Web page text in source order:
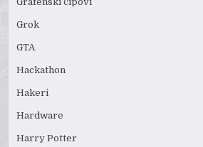
Grok
GTA
Hackathon
Hakeri
Hardware
Harry Potter